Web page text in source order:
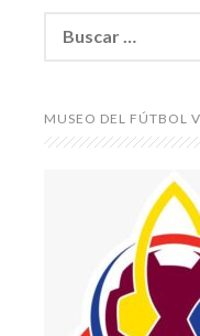
MUSEO DEL FÚTBOL